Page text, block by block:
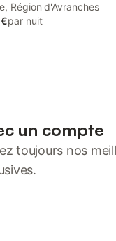
Région d'Avranches
par nuit
un compte
toujours nos